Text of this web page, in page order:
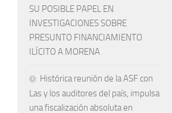
SU POSIBLE PAPEL EN
INVESTIGACIONES SOBRE
PRESUNTO FINANCIAMIENTO
ILÍCITO A MORENA
Histórica reunión de la ASF con
Las y los auditores del país, impulsa
una fiscalización absoluta en